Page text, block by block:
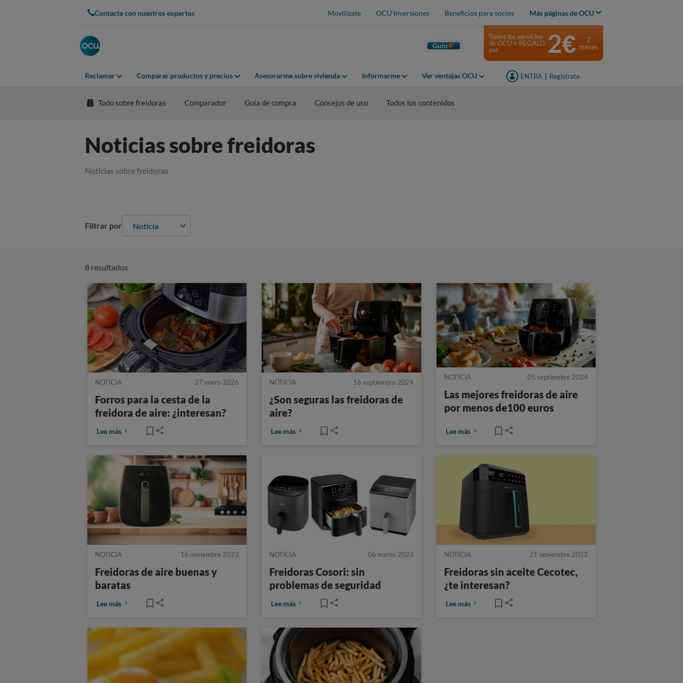
Contacta con nuestros expertos Movilízate OCU Inversiones Beneficios para socios Más páginas de OCU
Guio
Reclamar Comparar productos y precios Asesorarme sobre vivienda Informarme Ver ventajas OCU ENTRA Regístrate
Todos los servicios
de OCU + REGALO
por
2€
2
meses
Todo sobre freidoras Comparador Guía de compra Consejos de uso Todos los contenidos
Noticias sobre freidoras
Noticias sobre freidoras
Filtrar por Noticia
8 resultados
NOTICIA 27 enero 2026
Forros para la cesta de la
freidora de aire: ¿interesan?
Lee más
NOTICIA 16 septiembre 2024
¿Son seguras las freidoras de
aire?
Lee más
NOTICIA 05 septiembre 2024
Las mejores freidoras de aire
por menos de100 euros
Lee más
NOTICIA 16 noviembre 2023
Freidoras de aire buenas y
baratas
Lee más
NOTICIA 06 marzo 2023
Freidoras Cosori: sin
problemas de seguridad
Lee más
NOTICIA 21 noviembre 2022
Freidoras sin aceite Cecotec,
¿te interesan?
Lee más